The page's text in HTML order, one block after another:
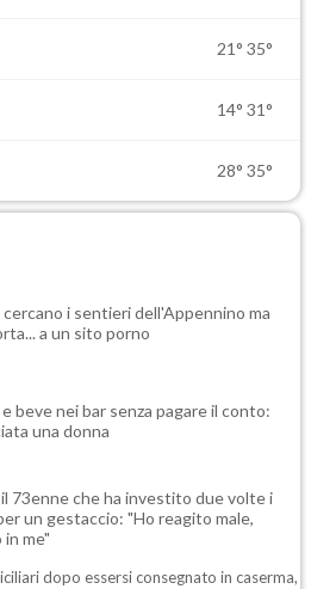
21° 35°
14° 31°
28° 35°
cercano i sentieri dell'Appennino ma
a un sito porno
beve nei bar senza pagare il conto:
una donna
73enne che ha investito due volte i
un gestaccio: "Ho reagito male,
in me"
dopo essersi consegnato in caserma,